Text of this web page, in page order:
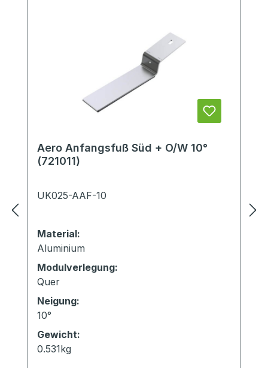
Aero Anfangsfuß Süd + O/W 10°
(721011)
UK025-AAF-10
Material:
Aluminium
Modulverlegung:
Quer
Neigung:
10°
Gewicht:
0.531kg